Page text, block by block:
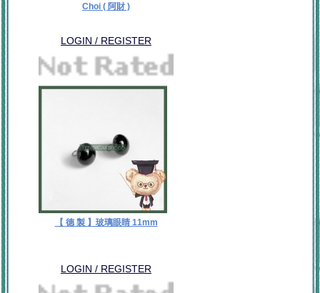
Choi ( 阿財 )
LOGIN / REGISTER
【 德 製 】玻璃眼睛 11mm
LOGIN / REGISTER